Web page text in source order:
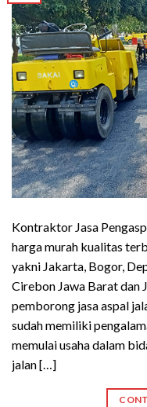
Kontraktor Jasa
harga murah kualitas
yakni Jakarta, Bogor,
Cirebon Jawa Barat dan
pemborong jasa aspal
sudah memiliki
memulai usaha dalam
jalan […]